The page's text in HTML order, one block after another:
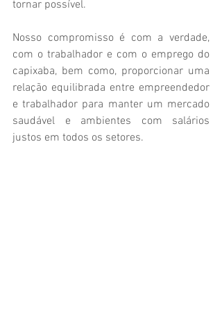
tornar possível.
Nosso compromisso é com a verdade,
com o trabalhador e com o emprego do
capixaba, bem como, proporcionar uma
relação equilibrada entre empreendedor
e trabalhador para manter um mercado
saudável e ambientes com salários
justos em todos os setores.